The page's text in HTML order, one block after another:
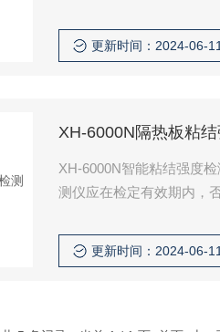
和粘结力小的特点，将拉
式千斤顶
更新时间：2024-06-11
XH-6000N隔热板粘
XH-6000N智能粘结强度
测仪应在检定有效期内，
更新时间：2024-06-11